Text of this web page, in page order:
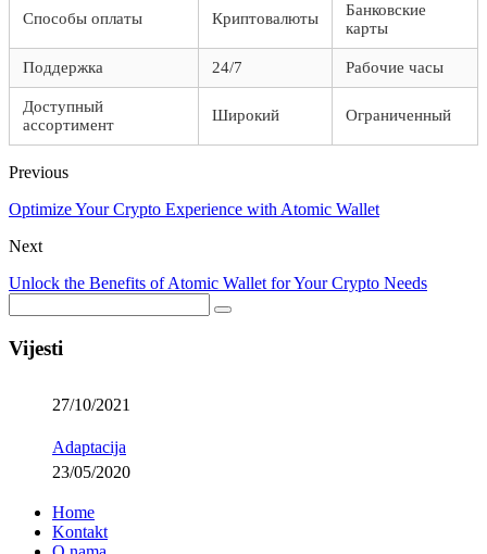
Способы оплаты Криптовалюты
Банковские
карты
Поддержка 24/7 Рабочие часы
Доступный
ассортимент
Широкий Ограниченный
Previous
Optimize Your Crypto Experience with Atomic Wallet
Next
Unlock the Benefits of Atomic Wallet for Your Crypto Needs
Vijesti
27/10/2021
Adaptacija
23/05/2020
Home
Kontakt